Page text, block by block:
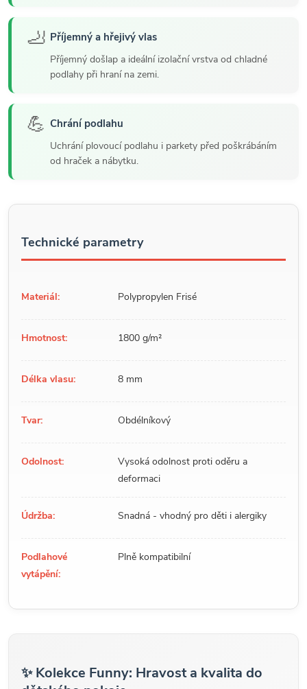
🦶 Příjemný a hřejivý vlas
Příjemný došlap a ideální izolační vrstva od chladné
podlahy při hraní na zemi.
💪 Chrání podlahu
Uchrání plovoucí podlahu i parkety před poškrábáním
od hraček a nábytku.
Technické parametry
Materiál: Polypropylen Frisé
Hmotnost: 1800 g/m²
Délka vlasu: 8 mm
Tvar: Obdélníkový
Odolnost:
Vysoká odolnost proti oděru a
deformaci
Údržba: Snadná - vhodný pro děti i alergiky
Podlahové
vytápění:
Plně kompatibilní
✨ Kolekce Funny: Hravost a kvalita do